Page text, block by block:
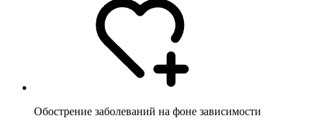
Обострение заболеваний на фоне зависимости